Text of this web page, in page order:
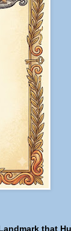
that